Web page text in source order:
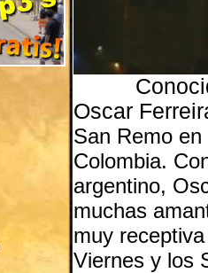
Conocido
Oscar
San Remo
Colombia.
argentino,
muchas
muy
Viernes y los